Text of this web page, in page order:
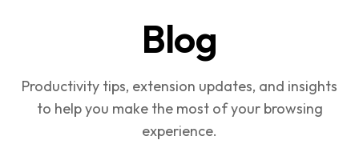
Blog
Productivity tips, extension updates, and insights
to help you make the most of your browsing
experience.